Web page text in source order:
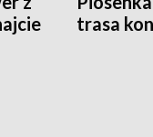
trasa